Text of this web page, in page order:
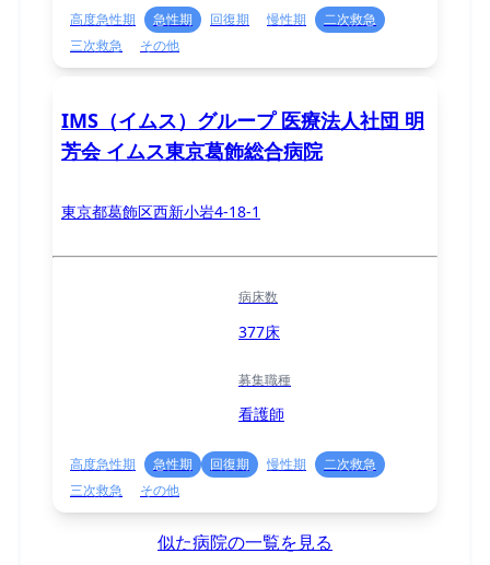
高度急性期 急性期 回復期 慢性期
二次救急
三次救急
その他
IMS（イムス）グループ 医療法人社団 明
芳会 イムス東京葛飾総合病院
東京都葛飾区西新小岩4-18-1
病床数
377床
募集職種
看護師
高度急性期 急性期 回復期 慢性期
二次救急
三次救急
その他
似た病院の一覧を見る